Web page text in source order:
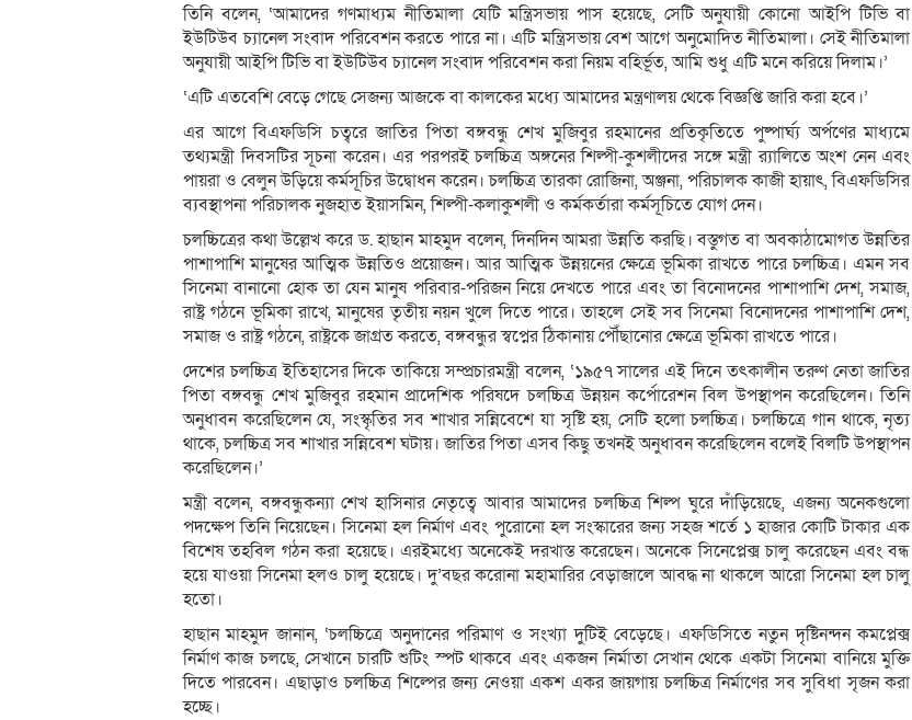
তিনি বলেন, ‘আমাদের গণমাধ্যম নীতিমালা যেটি মন্ত্রিসভায় পাস হয়েছে, সেটি অনুযায়ী কোনো আইপি টিভি বা
ইউটিউব চ্যানেল সংবাদ পরিবেশন করতে পারে না। এটি মন্ত্রিসভায় বেশ আগে অনুমোদিত নীতিমালা। সেই নীতিমালা
অনুযায়ী আইপি টিভি বা ইউটিউব চ্যানেল সংবাদ পরিবেশন করা নিয়ম বহির্ভূত, আমি শুধু এটি মনে করিয়ে দিলাম।’
‘এটি এতবেশি বেড়ে গেছে সেজন্য আজকে বা কালকের মধ্যে আমাদের মন্ত্রণালয় থেকে বিজ্ঞপ্তি জারি করা হবে।’
এর আগে বিএফডিসি চত্বরে জাতির পিতা বঙ্গবন্ধু শেখ মুজিবুর রহমানের প্রতিকৃতিতে পুষ্পার্ঘ্য অর্পণের মাধ্যমে
তথ্যমন্ত্রী দিবসটির সূচনা করেন। এর পরপরই চলচ্চিত্র অঙ্গনের শিল্পী-কুশলীদের সঙ্গে মন্ত্রী র‌্যালিতে অংশ নেন এবং
পায়রা ও বেলুন উড়িয়ে কর্মসূচির উদ্বোধন করেন। চলচ্চিত্র তারকা রোজিনা, অঞ্জনা, পরিচালক কাজী হায়াৎ, বিএফডিসির
ব্যবস্থাপনা পরিচালক নুজহাত ইয়াসমিন, শিল্পী-কলাকুশলী ও কর্মকর্তারা কর্মসূচিতে যোগ দেন।
চলচ্চিত্রের কথা উল্লেখ করে ড. হাছান মাহমুদ বলেন, দিনদিন আমরা উন্নতি করছি। বস্তুগত বা অবকাঠামোগত উন্নতির
পাশাপাশি মানুষের আত্মিক উন্নতিও প্রয়োজন। আর আত্মিক উন্নয়নের ক্ষেত্রে ভূমিকা রাখতে পারে চলচ্চিত্র। এমন সব
সিনেমা বানানো হোক তা যেন মানুষ পরিবার-পরিজন নিয়ে দেখতে পারে এবং তা বিনোদনের পাশাপাশি দেশ, সমাজ,
রাষ্ট্র গঠনে ভূমিকা রাখে, মানুষের তৃতীয় নয়ন খুলে দিতে পারে। তাহলে সেই সব সিনেমা বিনোদনের পাশাপাশি দেশ,
সমাজ ও রাষ্ট্র গঠনে, রাষ্ট্রকে জাগ্রত করতে, বঙ্গবন্ধুর স্বপ্নের ঠিকানায় পৌঁছানোর ক্ষেত্রে ভূমিকা রাখতে পারে।
দেশের চলচ্চিত্র ইতিহাসের দিকে তাকিয়ে সম্প্রচারমন্ত্রী বলেন, ‘১৯৫৭ সালের এই দিনে তৎকালীন তরুণ নেতা জাতির
পিতা বঙ্গবন্ধু শেখ মুজিবুর রহমান প্রাদেশিক পরিষদে চলচ্চিত্র উন্নয়ন কর্পোরেশন বিল উপস্থাপন করেছিলেন। তিনি
অনুধাবন করেছিলেন যে, সংস্কৃতির সব শাখার সন্নিবেশে যা সৃষ্টি হয়, সেটি হলো চলচ্চিত্র। চলচ্চিত্রে গান থাকে, নৃত্য
থাকে, চলচ্চিত্র সব শাখার সন্নিবেশ ঘটায়। জাতির পিতা এসব কিছু তখনই অনুধাবন করেছিলেন বলেই বিলটি উপস্থাপন
করেছিলেন।’
মন্ত্রী বলেন, বঙ্গবন্ধুকন্যা শেখ হাসিনার নেতৃত্বে আবার আমাদের চলচ্চিত্র শিল্প ঘুরে দাঁড়িয়েছে, এজন্য অনেকগুলো
পদক্ষেপ তিনি নিয়েছেন। সিনেমা হল নির্মাণ এবং পুরোনো হল সংস্কারের জন্য সহজ শর্তে ১ হাজার কোটি টাকার এক
বিশেষ তহবিল গঠন করা হয়েছে। এরইমধ্যে অনেকেই দরখাস্ত করেছেন। অনেকে সিনেপ্লেক্স চালু করেছেন এবং বন্ধ
হয়ে যাওয়া সিনেমা হলও চালু হয়েছে। দু’বছর করোনা মহামারির বেড়াজালে আবদ্ধ না থাকলে আরো সিনেমা হল চালু
হতো।
হাছান মাহমুদ জানান, ‘চলচ্চিত্রে অনুদানের পরিমাণ ও সংখ্যা দুটিই বেড়েছে। এফডিসিতে নতুন দৃষ্টিনন্দন কমপ্লেক্স
নির্মাণ কাজ চলছে, সেখানে চারটি শুটিং স্পট থাকবে এবং একজন নির্মাতা সেখান থেকে একটা সিনেমা বানিয়ে মুক্তি
দিতে পারবেন। এছাড়াও চলচ্চিত্র শিল্পের জন্য নেওয়া একশ একর জায়গায় চলচ্চিত্র নির্মাণের সব সুবিধা সৃজন করা
হচ্ছে।